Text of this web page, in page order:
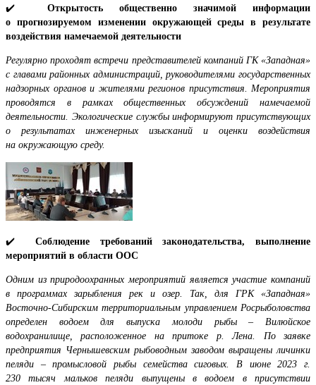
✔️ Открытость общественно значимой информации
о прогнозируемом изменении окружающей среды в результате
воздействия намечаемой деятельности
Регулярно проходят встречи представителей компаний ГК «Западная»
с главами районных администраций, руководителями государственных
надзорных органов и жителями регионов присутствия. Мероприятия
проводятся в рамках общественных обсуждений намечаемой
деятельности. Экологические службы информируют присутствующих
о результатах инженерных изысканий и оценки воздействия
на окружающую среду.
✔️
Соблюдение требований законодательства, выполнение
мероприятий в области ООС
Одним из природоохранных мероприятий является участие компаний
в программах зарыбления рек и озер. Так, для ГРК «Западная»
Восточно-Сибирским территориальным управлением Росрыболовства
определен водоем для выпуска молоди рыбы – Вилюйское
водохранилище, расположенное на притоке р. Лена. По заявке
предприятия Чернышевским рыбоводным заводом выращены личинки
пеляди – промысловой рыбы семейства сиговых. В июне 2023 г.
230 тысяч мальков пеляди выпущены в водоем в присутствии